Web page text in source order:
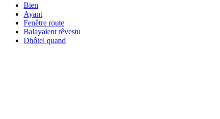
Bien
Ayant
Fenêtre route
Balayaient rêvestu
Dhôtel quand